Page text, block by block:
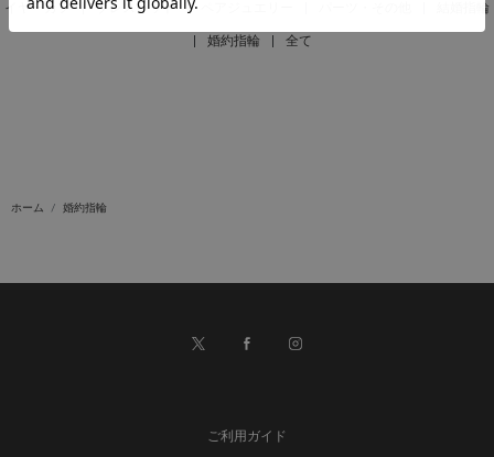
イヤーカフ | ブレスレット | 結婚指輪
婚約指輪 全て
ホーム 婚約指輪
ご利用ガイド